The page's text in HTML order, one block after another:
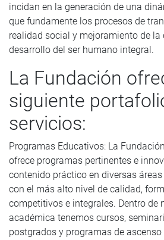
incidan en la generación de una
que fundamente los procesos de
realidad social y mejoramiento de la
desarrollo del ser humano integral.
La Fundación
siguiente
servicios:
Programas Educativos: La
ofrece programas pertinentes e
contenido práctico en diversas
con el más alto nivel de calidad,
competitivos e integrales. Dentro de
académica tenemos cursos,
postgrados y programas de